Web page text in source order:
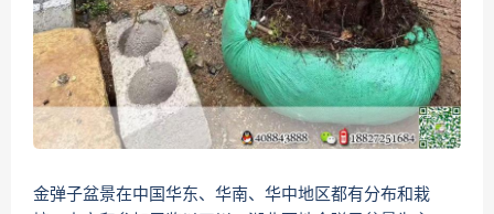
金弹子盆景在中国华东、华南、华中地区都有分布和栽